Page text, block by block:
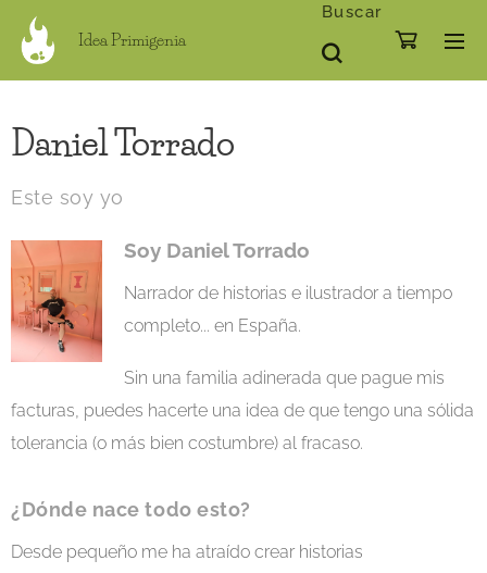
Idea Primigenia
Buscar
Daniel Torrado
Este soy yo
Soy Daniel Torrado
Narrador de historias e ilustrador a tiempo
completo... en España.
Sin una familia adinerada que pague mis
facturas, puedes hacerte una idea de que tengo una sólida
tolerancia (o más bien costumbre) al fracaso.
¿Dónde nace todo esto?
Desde pequeño me ha atraído crear historias